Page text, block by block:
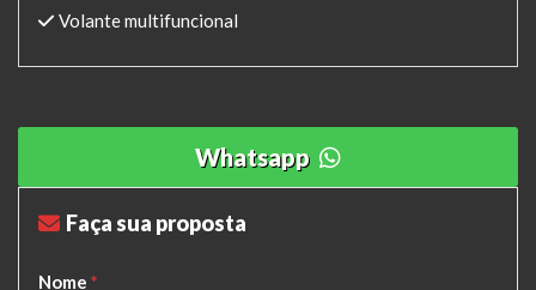
Volante multifuncional
Whatsapp
Faça sua proposta
Nome *